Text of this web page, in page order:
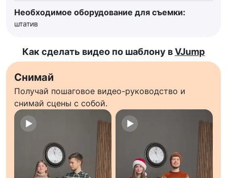
Необходимое оборудование для съемки:
штатив
Как сделать видео по шаблону вVJump
Снимай
Получай пошаговое видео-руководство и
снимай сцены с собой.